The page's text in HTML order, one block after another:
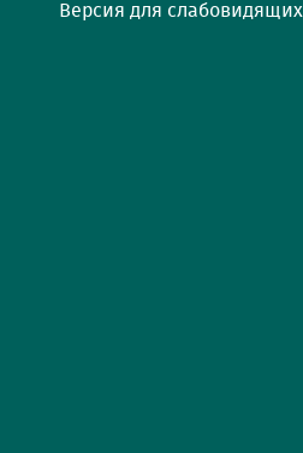
Версия для слабовидящих